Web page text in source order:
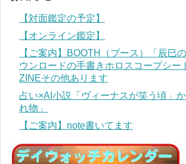
【対面鑑定の予定】
【オンライン鑑定】
【ご案内】BOOTH（ブース）「辰巳
ウンロードの手書きホロスコープシー
ZINEその他あります
占い×AI小説「ヴィーナスが笑う頃」
れ物」
【ご案内】note書いてます